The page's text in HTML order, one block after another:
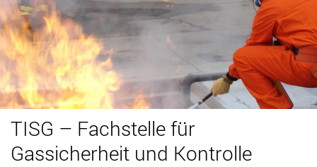
TISG – Fachstelle für
Gassicherheit und Kontrolle